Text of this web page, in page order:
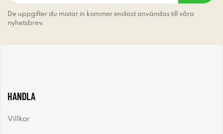
De uppgifter du matar in kommer endast användas till våra
nyhetsbrev.
HANDLA
Villkor